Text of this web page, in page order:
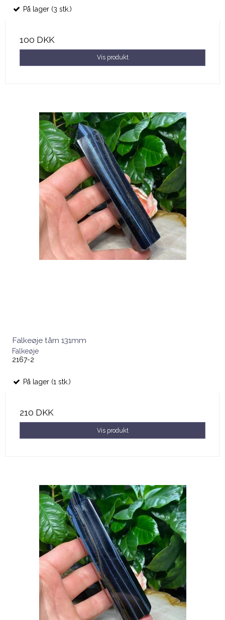
På lager (3 stk.)
100 DKK
Vis produkt
Falkeøje tårn 131mm
Falkeøje
2167-2
På lager (1 stk.)
210 DKK
Vis produkt